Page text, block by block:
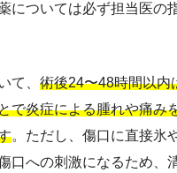
については必ず担当医の
て、 術後24〜48時間以内
で炎症による腫れや痛み
。ただし、傷口に直接氷
口への刺激になるため、